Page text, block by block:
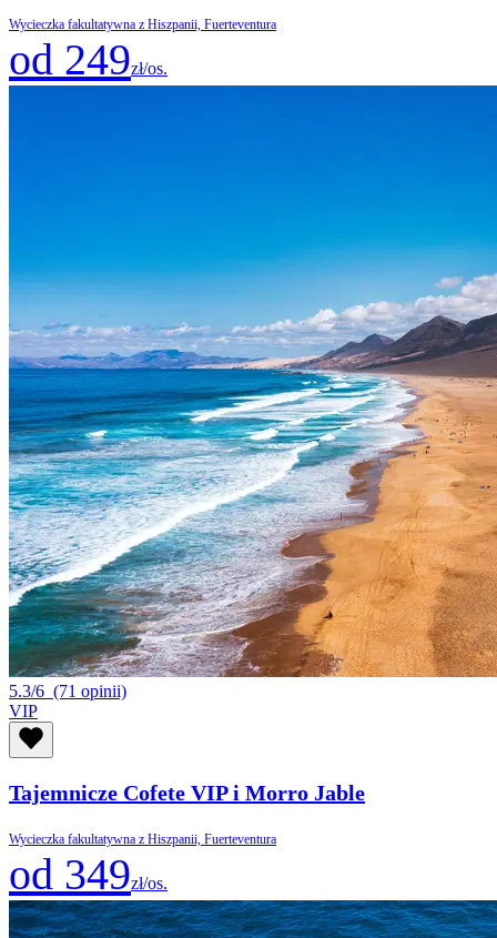
Wycieczka fakultatywna z Hiszpanii, Fuerteventura
od 249zł/os.
5.3/6 (71 opinii)
VIP
Tajemnicze Cofete VIP i Morro Jable
Wycieczka fakultatywna z Hiszpanii, Fuerteventura
od 349zł/os.